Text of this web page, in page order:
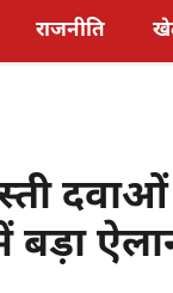
राजनीति
बड़ा